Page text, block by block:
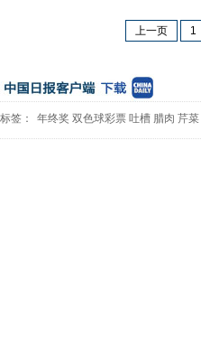
上一页 1
标签： 年终奖 双色球彩票 吐槽 腊肉 芹菜